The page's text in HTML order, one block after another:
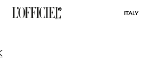
ITALY